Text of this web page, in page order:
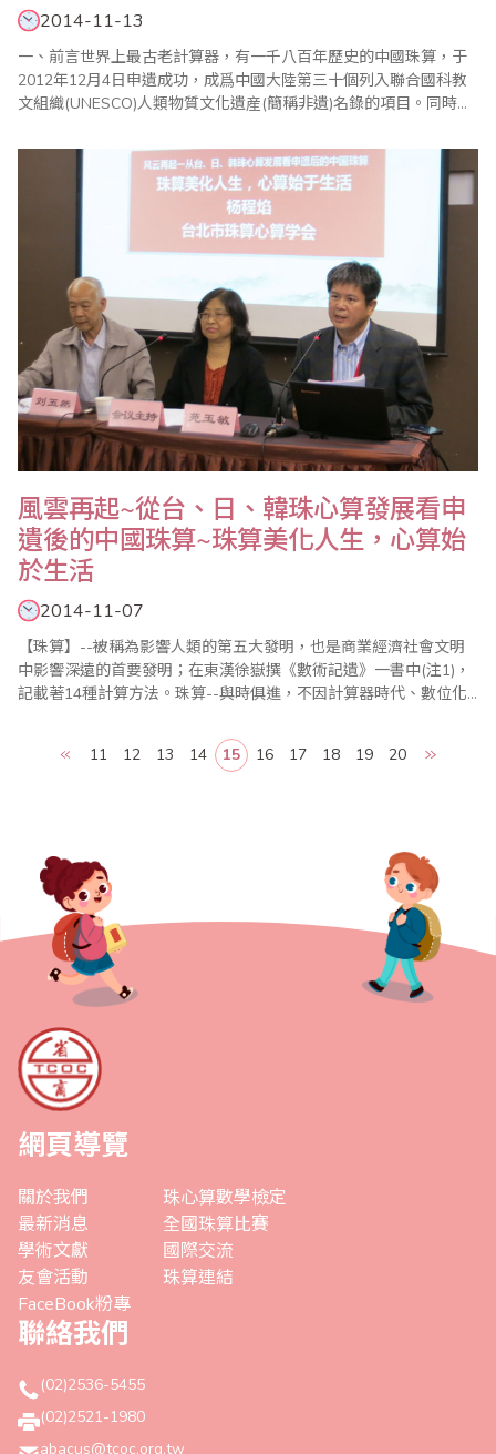
2014-11-13
一、前言世界上最古老計算器，有一千八百年歷史的中國珠算，于
2012年12月4日申遺成功，成爲中國大陸第三十個列入聯合國科教
文組織(UNESCO)人類物質文化遺産(簡稱非遺)名錄的項目。同時
久，用算盤執行的計算方法，透過撥動檔上的珠子，可以計算加、
减、乘、除以及指數開根號等複雜方程式；珠算透過口述和自學等
方式傳承下來，成爲中國傳統文化的重要..
風雲再起~從台、日、韓珠心算發展看申
遺後的中國珠算~珠算美化人生，心算始
於生活
2014-11-07
【珠算】--被稱為影響人類的第五大發明，也是商業經濟社會文明
中影響深遠的首要發明；在東漢徐嶽撰《數術記遺》一書中(注1)，
記載著14種計算方法。珠算--與時俱進，不因計算器時代、數位化
上，透過算珠撥弄，奏起美麗的樂章；在學習行為中，「算盤」不
只是開啟少幼兒智能之鑰，也具延緩老年失智，活化腦細胞之功
11 12 13 14 15 16 17 18 19 20
網頁導覽
關於我們
最新消息
學術文獻
友會活動
FaceBook粉專
珠心算數學檢定
全國珠算比賽
國際交流
珠算連結
聯絡我們
(02)2536-5455
(02)2521-1980
abacus@tcoc.org.tw